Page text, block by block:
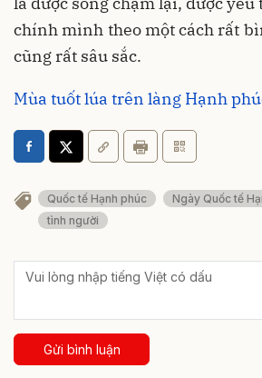
chính mình theo một cách rất
cũng rất sâu sắc.
Mùa tuốt lúa trên làng Hạnh
Quốc tế Hạnh phúc
Ngày Quốc tế
tình người
Gửi bình luận